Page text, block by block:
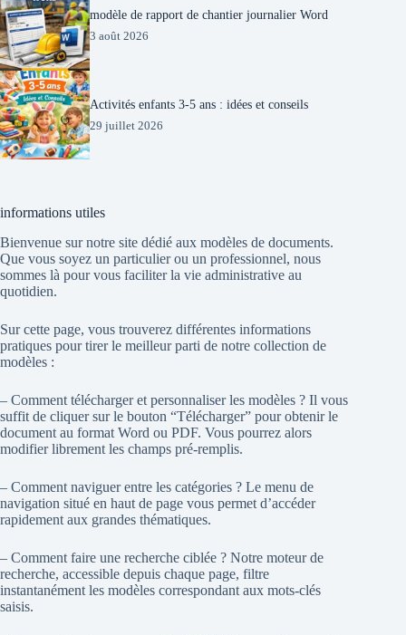
modèle de rapport de chantier journalier Word
3 août 2026
Activités enfants 3-5 ans : idées et conseils
29 juillet 2026
informations utiles
Bienvenue sur notre site dédié aux modèles de documents.
Que vous soyez un particulier ou un professionnel, nous
sommes là pour vous faciliter la vie administrative au
quotidien.
Sur cette page, vous trouverez différentes informations
pratiques pour tirer le meilleur parti de notre collection de
modèles :
– Comment télécharger et personnaliser les modèles ? Il vous
suffit de cliquer sur le bouton “Télécharger” pour obtenir le
document au format Word ou PDF. Vous pourrez alors
modifier librement les champs pré-remplis.
– Comment naviguer entre les catégories ? Le menu de
navigation situé en haut de page vous permet d’accéder
rapidement aux grandes thématiques.
– Comment faire une recherche ciblée ? Notre moteur de
recherche, accessible depuis chaque page, filtre
instantanément les modèles correspondant aux mots-clés
saisis.